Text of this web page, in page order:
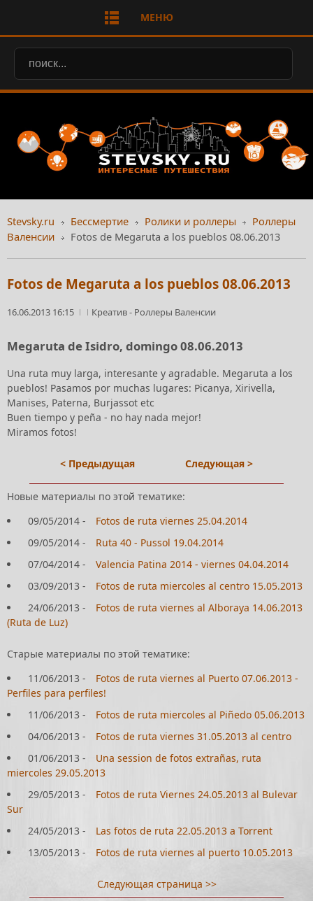
МЕНЮ
Stevsky.ru Бессмертие Ролики и роллеры
Роллеры
Валенсии
Fotos de Megaruta a los pueblos 08.06.2013
Fotos de Megaruta a los pueblos 08.06.2013
16.06.2013 16:15 Креатив- Роллеры Валенсии
Megaruta de Isidro, domingo 08.06.2013
Una ruta muy larga, interesante y agradable. Megaruta a los
pueblos! Pasamos por muchas lugares: Picanya, Xirivella,
Manises, Paterna, Burjassot etc
Buen tiempo y peña - no hay nada mejor!
Miramos fotos!
< Предыдущая Следующая >
Новые материалы по этой тематике:
09/05/2014 -
Fotos de ruta viernes 25.04.2014
09/05/2014 -
Ruta 40 - Pussol 19.04.2014
07/04/2014 -
Valencia Patina 2014 - viernes 04.04.2014
03/09/2013 -
Fotos de ruta miercoles al centro 15.05.2013
24/06/2013 -
Fotos de ruta viernes al Alboraya 14.06.2013
(Ruta de Luz)
Старые материалы по этой тематике:
11/06/2013 -
Fotos de ruta viernes al Puerto 07.06.2013 -
Perfiles para perfiles!
11/06/2013 -
Fotos de ruta miercoles al Piñedo 05.06.2013
04/06/2013 -
Fotos de ruta viernes 31.05.2013 al centro
01/06/2013 -
Una session de fotos extrañas, ruta
miercoles 29.05.2013
29/05/2013 -
Fotos de ruta Viernes 24.05.2013 al Bulevar
Sur
24/05/2013 -
Las fotos de ruta 22.05.2013 a Torrent
13/05/2013 - Fotos de ruta viernes al puerto 10.05.2013
Следующая страница >>